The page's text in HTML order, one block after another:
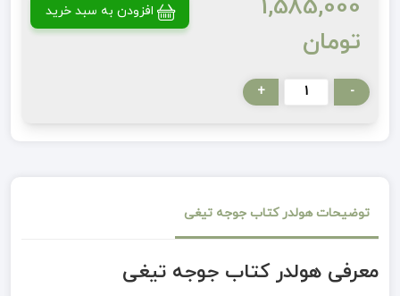
1,585,000
تومان
افزودن به سبد خرید
-
+
توضیحات هولدر کتاب جوجه تیغی
معرفی هولدر کتاب جوجه تیغی